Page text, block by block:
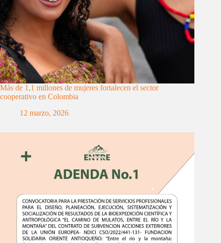
Más de 1,1 millones de mujeres fortalecen el sector
cooperativo en Colombia
12 marzo, 2026